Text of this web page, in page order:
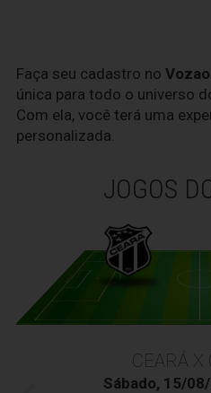
Faça seu cadastro no
única para todo o universo
Com ela, você terá uma
personalizada.
JOGOS
CEARÁ X
Sábado, 15/